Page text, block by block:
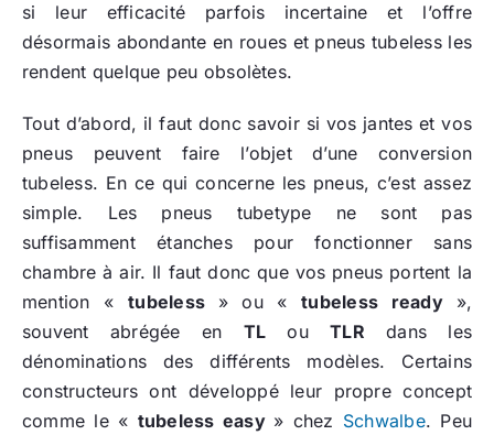
si leur efficacité parfois incertaine et l’offre
désormais abondante en roues et pneus tubeless les
rendent quelque peu obsolètes.
Tout d’abord, il faut donc savoir si vos jantes et vos
pneus peuvent faire l’objet d’une conversion
tubeless. En ce qui concerne les pneus, c’est assez
simple. Les pneus tubetype ne sont pas
suffisamment étanches pour fonctionner sans
chambre à air. Il faut donc que vos pneus portent la
mention «tubeless » ou «tubeless ready »,
souvent abrégée en TL ouTLR dans les
dénominations des différents modèles. Certains
constructeurs ont développé leur propre concept
comme le « tubeless easy » chez Schwalbe. Peu